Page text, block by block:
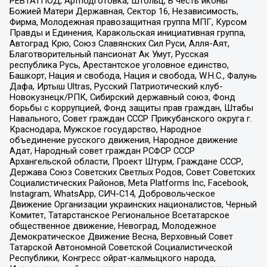
Божией Матери Державная, Сектор 16, Независимость,
Фирма, Молодежная правозащитная группа МПГ, Курсом
Правды и Единения, Каракольская инициативная группа,
Автоград Крю, Союз Славянских Сил Руси, Алля-Аят,
Благотворительный пансионат Ак Умут, Русская
республика Русь, Арестантское уголовное единство,
Башкорт, Нация и свобода, Нация и свобода, W.H.С., Фалунь
Дафа, Иртыш Ultras, Русский Патриотический клуб-
Новокузнецк/РПК, Сибирский державный союз, Фонд
борьбы с коррупцией, Фонд защиты прав граждан, Штабы
Навального, Совет граждан СССР Прикубанского округа г.
Краснодара, Мужское государство, Народное
объединение русского движения, Народное движение
Адат, Народный совет граждан РСФСР СССР
Архангельской области, Проект Штурм, Граждане СССР,
Держава Союз Советских Светлых Родов, Совет Советских
Социалистических Районов, Meta Platforms Inc, Facebook,
Instagram, WhatsApp, СИЧ-С14, Добровольческое
Движение Организации украинских националистов, Черный
Комитет, Татарстанское Региональное Всетатарское
общественное движение, Невоград, Молодежное
Демократическое Движение Весна, Верховный Совет
Татарской Автономной Советской Социалистической
Республики, Конгресс ойрат-калмыцкого народа,